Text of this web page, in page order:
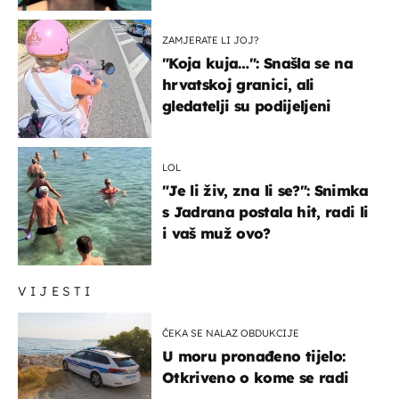
VIJESTI
ČEKA SE NALAZ OBDUKCIJE
U moru pronađeno tijelo:
Otkriveno o kome se radi
ZAMJERATE LI JOJ?
"Koja kuja…": Snašla se na
hrvatskoj granici, ali
gledatelji su podijeljeni
LOL
"Je li živ, zna li se?": Snimka
s Jadrana postala hit, radi li
i vaš muž ovo?